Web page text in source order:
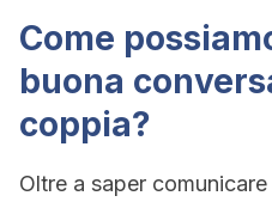
Come
buona
coppia?
Oltre a saper